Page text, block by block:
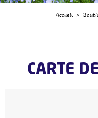
Accueil >
CARTE